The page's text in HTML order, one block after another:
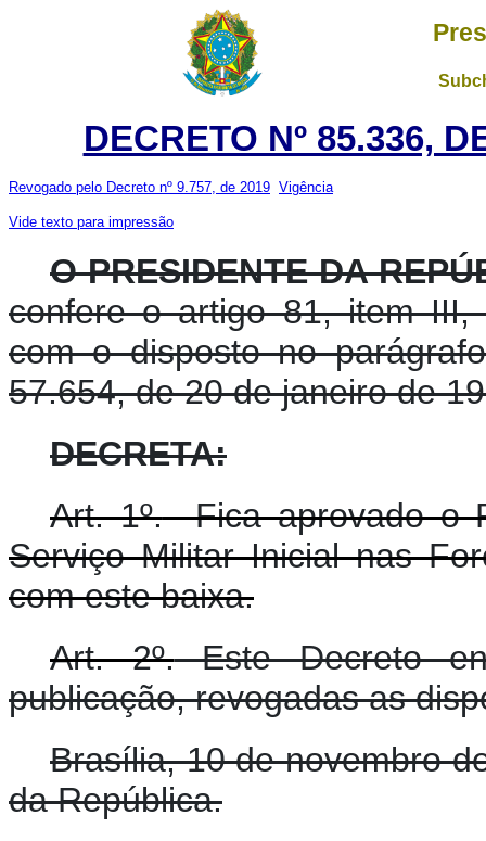
DECRETO Nº 85.336,
Revogado pelo Decreto nº 9.757, de 2019 Vigência
Vide texto para impressão
O PRESIDENTE DA
confere o artigo 81, item III,
com o disposto no
57.654, de 20 de janeiro de
DECRETA:
Art. 1º.Fica aprovado o
Serviço Militar Inicial nas
com este baixa.
Art. 2º.Este Decreto
publicação, revogadas as
Brasília, 10 de novembro
da República.